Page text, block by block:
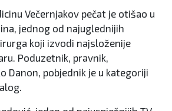
Večernjakov pečat je otišao u
jednog od najuglednijih
koji izvodi najsloženije
Poduzetnik, pravnik,
Danon, pobjednik je u kategoriji